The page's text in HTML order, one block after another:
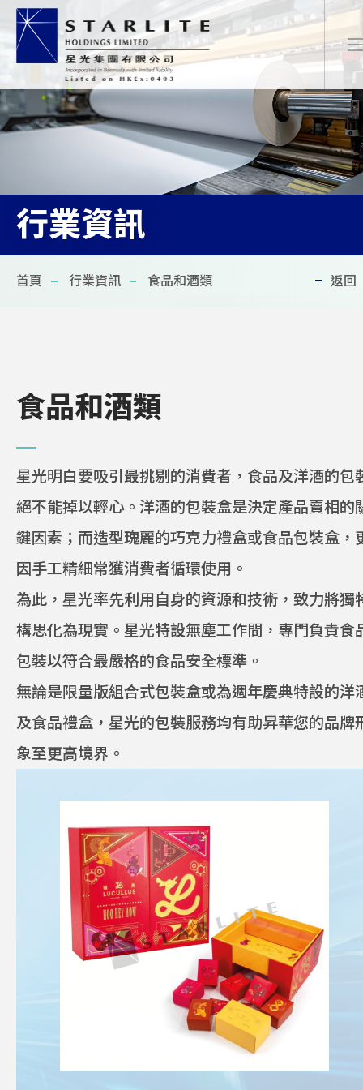
行業資訊
首頁 行業資訊 食品和酒類 返回
食品和酒類
星光明白要吸引最挑剔的消費者，食品及洋酒的包
絕不能掉以輕心。洋酒的包裝盒是決定產品賣相的
鍵因素；而造型瑰麗的巧克力禮盒或食品包裝盒，
因手工精細常獲消費者循環使用。
為此，星光率先利用自身的資源和技術，致力將獨
構思化為現實。星光特設無塵工作間，專門負責食
包裝以符合最嚴格的食品安全標準。
無論是限量版組合式包裝盒或為週年慶典特設的洋
及食品禮盒，星光的包裝服務均有助昇華您的品牌
象至更高境界。
首頁
行業資訊
食品和酒類
賀卡
書籍
玩具及遊戲
星光關懷
隱私政策